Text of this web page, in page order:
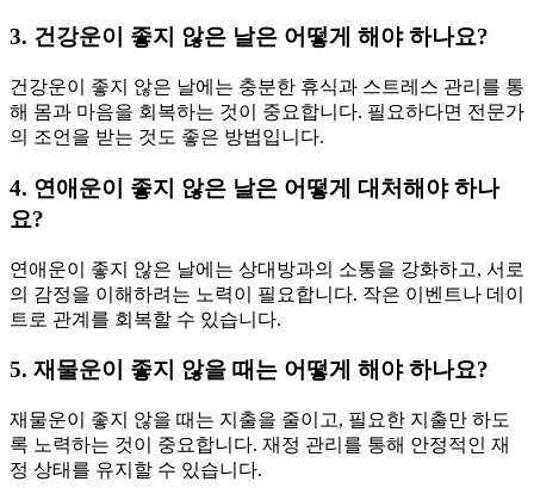
3. 건강운이 좋지 않은 날은 어떻게 해야 하나요?
건강운이 좋지 않은 날에는 충분한 휴식과 스트레스 관리를 통
해 몸과 마음을 회복하는 것이 중요합니다. 필요하다면 전문가
의 조언을 받는 것도 좋은 방법입니다.
4. 연애운이 좋지 않은 날은 어떻게 대처해야 하나
요?
연애운이 좋지 않은 날에는 상대방과의 소통을 강화하고, 서로
의 감정을 이해하려는 노력이 필요합니다. 작은 이벤트나 데이
트로 관계를 회복할 수 있습니다.
5. 재물운이 좋지 않을 때는 어떻게 해야 하나요?
재물운이 좋지 않을 때는 지출을 줄이고, 필요한 지출만 하도
록 노력하는 것이 중요합니다. 재정 관리를 통해 안정적인 재
정 상태를 유지할 수 있습니다.